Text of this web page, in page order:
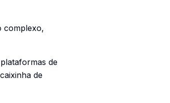
complexo,
de
de